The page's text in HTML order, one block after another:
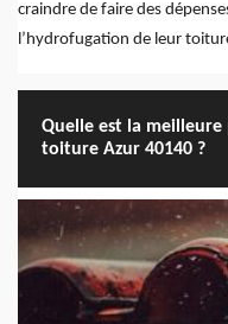
craindre de faire des
l’hydrofugation de leur
Quelle est la
toiture Azur 40140 ?